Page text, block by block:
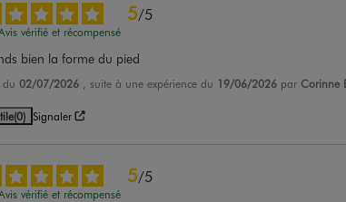
5/5
vérifié et récompensé
bien la forme du pied
du 02/07/2026 , suite à une expérience du 19/06/2026 par Corinne
(0) Signaler
5/5
vérifié et récompensé